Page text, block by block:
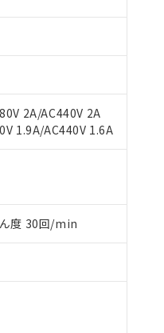
2A/AC440V 2A
1.9A/AC440V 1.6A
度 30回/min
況および標準価格(税抜)を
外となる商品もあることを
たはお客様担当のオムロン
三者に漏洩または開示しな
ただくには、I-Webメンバ
ストについて、当社および
談に必要な範囲で利用する
酸ブチルベンジル（BBP）
とを確認しています。
があります。
いることを示します。
とを示します。
。
易法に定める商品（以下｢規
兵器またはその他武器並び
2および3の内容を当該第三
取引先、またはお客様担当の
ない機種